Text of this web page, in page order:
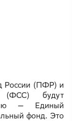
России (ПФР) и
(ФСС) будут
— Единый
фонд. Это